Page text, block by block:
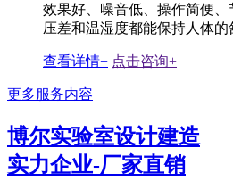
效果好、噪音低、操作简便
压差和温湿度都能保持人体的
查看详情+ 点击咨询+
更多服务内容
博尔实验室设计建造
实力企业-厂家直销